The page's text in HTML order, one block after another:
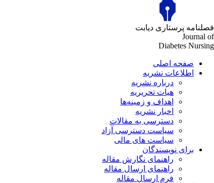
فصلنامه پرستاری دیابت
Journal of
Diabetes Nursing
صفحه اصلی
اطلاعات نشریه
درباره نشریه
هیات تحریریه
اهداف و زمینه‌ها
اخبار نشریه
دسترسی به مقالات
سیاست دسترسی آزاد
سیاست های مالی
برای نویسندگان
راهنمای نگارش مقاله
راهنمای ارسال مقاله
فرم ارسال مقاله